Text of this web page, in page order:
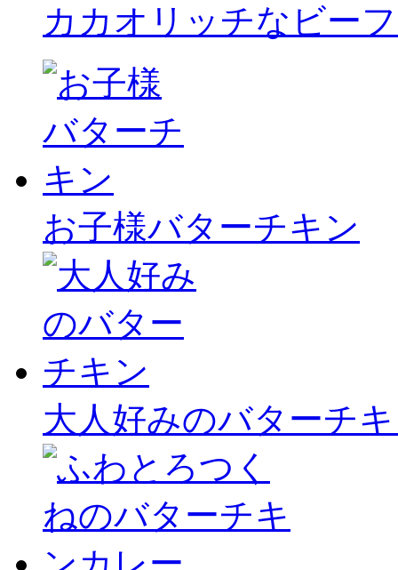
カカオリッチなビー
お子様バターチキン
大人好みのバターチ